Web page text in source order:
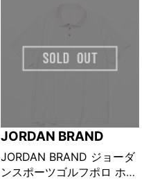
JORDAN BRAND
JORDAN BRAND ジョーダ
ンスポーツゴルフポロ ホワ